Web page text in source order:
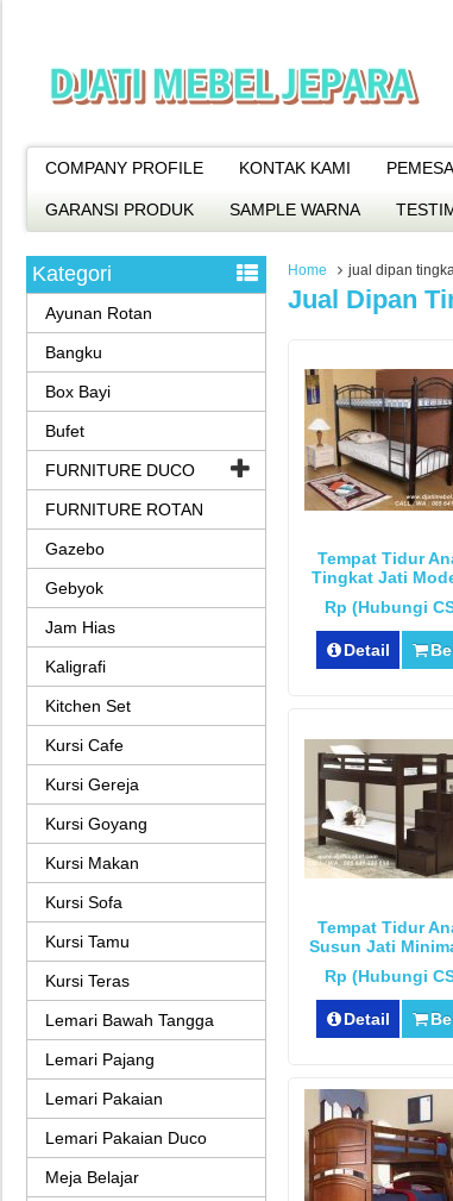
COMPANY PROFILE KONTAK KAMI
GARANSI PRODUK SAMPLE WARNA
Home jual dipan
Jual Dipan
Tempat Tidur
Tingkat Jati
Rp (Hubungi
Detail
Tempat Tidur
Susun Jati
Rp (Hubungi
Detail
Kategori
Ayunan Rotan
Bangku
Box Bayi
Bufet
FURNITURE DUCO
FURNITURE ROTAN
Gazebo
Gebyok
Jam Hias
Kaligrafi
Kitchen Set
Kursi Cafe
Kursi Gereja
Kursi Goyang
Kursi Makan
Kursi Sofa
Kursi Tamu
Kursi Teras
Lemari Bawah Tangga
Lemari Pajang
Lemari Pakaian
Lemari Pakaian Duco
Meja Belajar